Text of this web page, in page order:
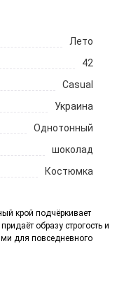
Лето
42
Casual
Украина
Однотонный
шоколад
Костюмка
крой подчёркивает
образу строгость и
для повседневного